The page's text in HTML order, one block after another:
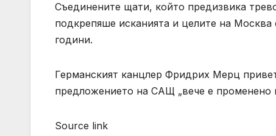
Съединените щати, който предизвика
подкрепяше исканията и целите на
години.
Германският канцлер Фридрих Мерц
предложението на САЩ „вече е променено
Source link